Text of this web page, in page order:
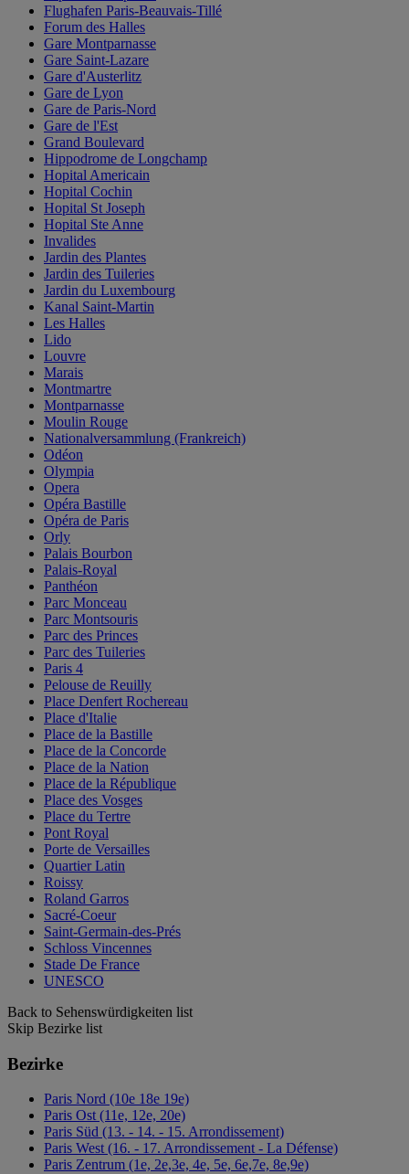
Flughafen Paris-Beauvais-Tillé
Forum des Halles
Gare Montparnasse
Gare Saint-Lazare
Gare d'Austerlitz
Gare de Lyon
Gare de Paris-Nord
Gare de l'Est
Grand Boulevard
Hippodrome de Longchamp
Hopital Americain
Hopital Cochin
Hopital St Joseph
Hopital Ste Anne
Invalides
Jardin des Plantes
Jardin des Tuileries
Jardin du Luxembourg
Kanal Saint-Martin
Les Halles
Lido
Louvre
Marais
Montmartre
Montparnasse
Moulin Rouge
Nationalversammlung (Frankreich)
Odéon
Olympia
Opera
Opéra Bastille
Opéra de Paris
Orly
Palais Bourbon
Palais-Royal
Panthéon
Parc Monceau
Parc Montsouris
Parc des Princes
Parc des Tuileries
Paris 4
Pelouse de Reuilly
Place Denfert Rochereau
Place d'Italie
Place de la Bastille
Place de la Concorde
Place de la Nation
Place de la République
Place des Vosges
Place du Tertre
Pont Royal
Porte de Versailles
Quartier Latin
Roissy
Roland Garros
Sacré-Coeur
Saint-Germain-des-Prés
Schloss Vincennes
Stade De France
UNESCO
Back to Sehenswürdigkeiten list
Skip Bezirke list
Bezirke
Paris Nord (10e 18e 19e)
Paris Ost (11e, 12e, 20e)
Paris Süd (13. - 14. - 15. Arrondissement)
Paris West (16. - 17. Arrondissement - La Défense)
Paris Zentrum (1e, 2e,3e, 4e, 5e, 6e,7e, 8e,9e)